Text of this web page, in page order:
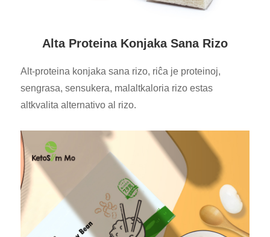
Alta Proteina Konjaka Sana Rizo
Alt-proteina konjaka sana rizo, riĉa je proteinoj,
sengrasa, sensukera, malaltkaloria rizo estas
altkvalita alternativo al rizo.